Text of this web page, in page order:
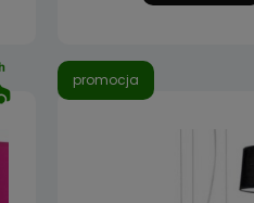
promocja